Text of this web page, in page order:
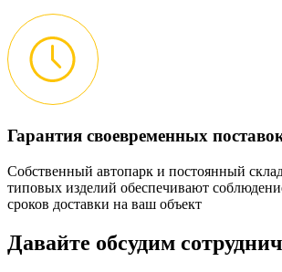
Гарантия своевременных
Собственный автопарк и постоянный
типовых изделий обеспечивают
сроков доставки на ваш объект
Давайте обсудим